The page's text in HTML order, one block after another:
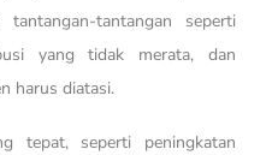
tantangan-tantangan seperti
yang tidak merata, dan
harus diatasi.
tepat, seperti peningkatan